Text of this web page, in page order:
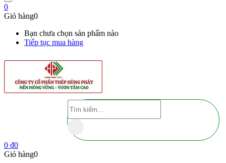
0
Giỏ hàng0
Bạn chưa chọn sản phẩm nào
Tiếp tục mua hàng
0 ₫0
Giỏ hàng0